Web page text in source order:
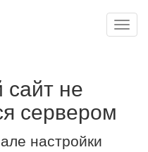
сайт не
сервером
настройки